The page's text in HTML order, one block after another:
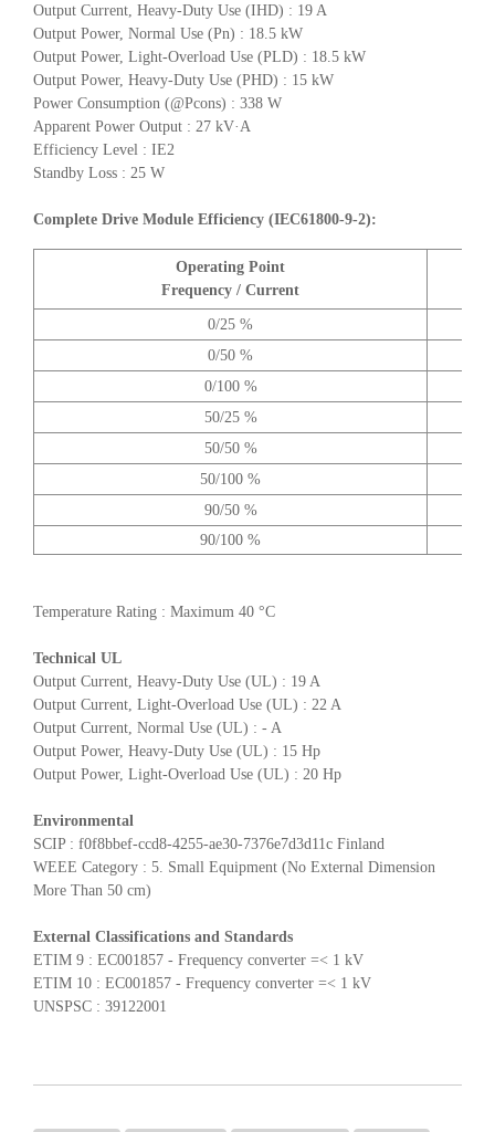
Output Current, Heavy-Duty Use (IHD) : 19 A
Output Power, Normal Use (Pn) : 18.5 kW
Output Power, Light-Overload Use (PLD) : 18.5 kW
Output Power, Heavy-Duty Use (PHD) : 15 kW
Power Consumption (@Pcons) : 338 W
Apparent Power Output : 27 kV·A
Efficiency Level : IE2
Standby Loss : 25 W
Complete Drive Module Efficiency (IEC61800-9-2):
Operating Point
Frequency / Current
0/25 %
0/50 %
0/100 %
50/25 %
50/50 %
50/100 %
90/50 %
90/100 %
Temperature Rating : Maximum 40 °C
Technical UL
Output Current, Heavy-Duty Use (UL) : 19 A
Output Current, Light-Overload Use (UL) : 22 A
Output Current, Normal Use (UL) : - A
Output Power, Heavy-Duty Use (UL) : 15 Hp
Output Power, Light-Overload Use (UL) : 20 Hp
Environmental
SCIP : f0f8bbef-ccd8-4255-ae30-7376e7d3d11c Finland
WEEE Category : 5. Small Equipment (No External Dimension
More Than 50 cm)
External Classifications and Standards
ETIM 9 : EC001857 - Frequency converter =< 1 kV
ETIM 10 : EC001857 - Frequency converter =< 1 kV
UNSPSC : 39122001